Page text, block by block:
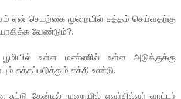
ஏன் செயற்கை முறையில் சுத்தம் செய்வதற்கு
வேண்டும்?.
உள்ள மண்ணில் உள்ள அடுக்குக்கு
சக்தி உண்டு.
கேன்டில் முறையில் எவர்சில்வர் வாட்டர்